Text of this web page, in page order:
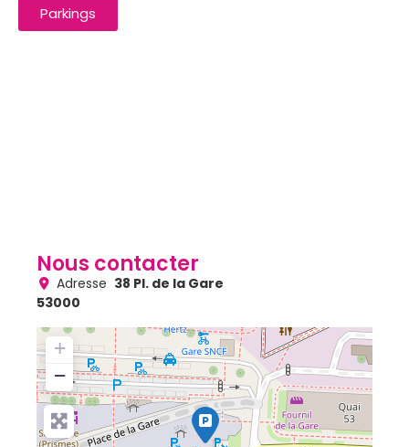
Parkings
Nous contacter
Adresse 38 Pl. de la Gare
53000
+
−